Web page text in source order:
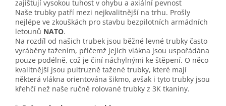
zajišťují vysokou tuhost v ohybu a axiální pevnost
Naše trubky patří mezi nejkvalitnější na trhu. Prošly
nejlépe ve zkouškách pro stavbu bezpilotních armádních
letounů NATO.
Na rozdíl od našich trubek jsou běžné levné trubky často
vyráběny tažením, přičemž jejich vlákna jsou uspořádána
pouze podélně, což je činí náchylnými ke štěpení. O něco
kvalitnější jsou pultruzně tažené trubky, které mají
některá vlákna orientována šikmo, avšak i tyto trubky jsou
křehčí než naše ručně rolované trubky z 3K tkaniny.